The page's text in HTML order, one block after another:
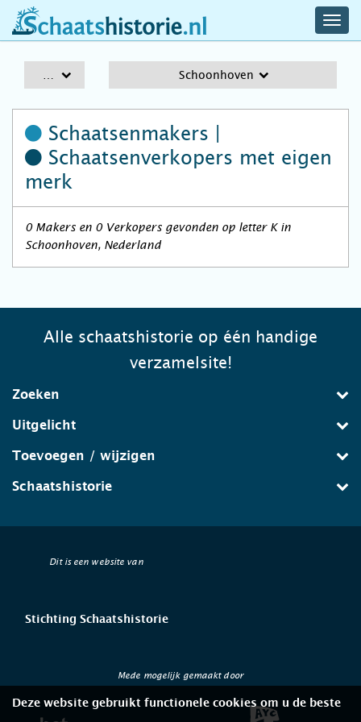
schaatshistorie.nl
Schoonhoven
Schaatsenmakers |
Schaatsenverkopers met eigen
merk
0 Makers en 0 Verkopers gevonden op letter K in
Schoonhoven, Nederland
Alle schaatshistorie op één handige
verzamelsite!
Zoeken
Uitgelicht
Toevoegen / wijzigen
Schaatshistorie
Dit is een website van
Stichting Schaatshistorie
Mede mogelijk gemaakt door
Deze website gebruikt functionele cookies om u de beste